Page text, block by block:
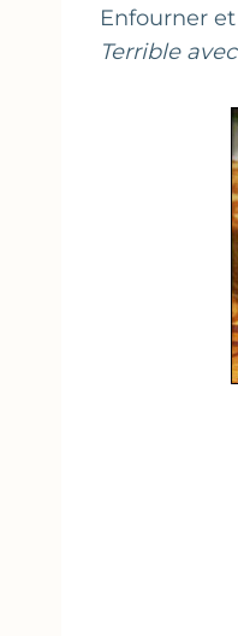
Enfourner
Terrible